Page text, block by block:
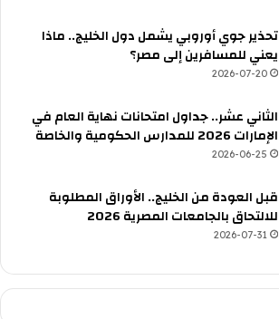
تحذير جوي أوروبي يشمل دول الخليج.. ماذا
يعني للمسافرين إلى مصر؟
2026-07-20
الثاني عشر.. جداول امتحانات نهاية العام في
الإمارات 2026 للمدارس الحكومية والخاصة
2026-06-25
قبل العودة من الخليج.. الأوراق المطلوبة
للالتحاق بالجامعات المصرية 2026
2026-07-31